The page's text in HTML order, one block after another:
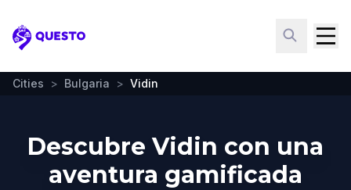
Questo
Cities > Bulgaria > Vidin
Descubre Vidin con una
aventura gamificada